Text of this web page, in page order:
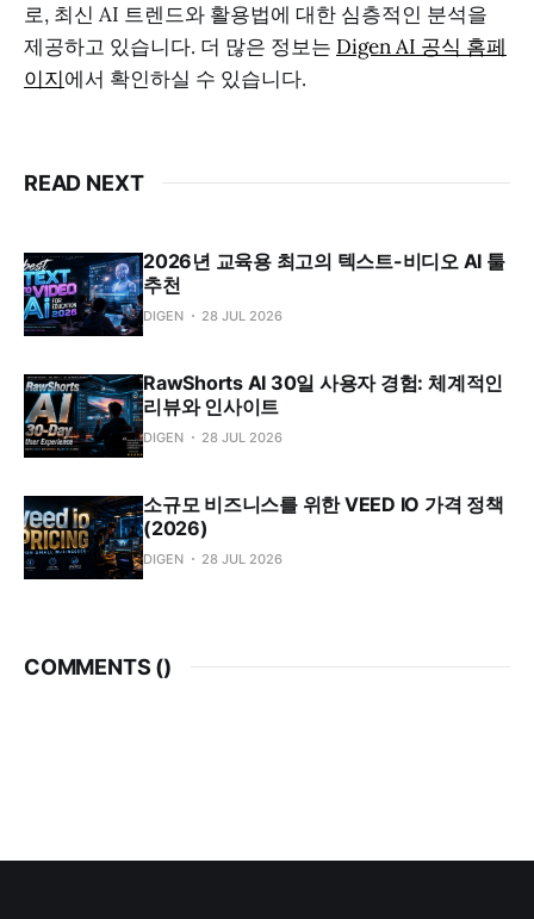
로, 최신 AI 트렌드와 활용법에 대한 심층적인 분석을
제공하고 있습니다. 더 많은 정보는 Digen AI 공식 홈페
이지에서 확인하실 수 있습니다.
READ NEXT
2026년 교육용 최고의 텍스트-비디오 AI 툴
추천
DIGEN 28 JUL 2026
RawShorts AI 30일 사용자 경험: 체계적인
리뷰와 인사이트
DIGEN 28 JUL 2026
소규모 비즈니스를 위한 VEED IO 가격 정책
(2026)
DIGEN 28 JUL 2026
COMMENTS ()